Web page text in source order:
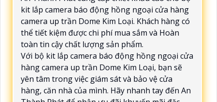
kit lắp camera báo động hồng ngoại cửa hàng
camera up trần Dome Kim Loại. Khách hàng có
thể tiết kiệm được chi phí mua sắm và Hoàn
toàn tin cậy chất lượng sản phẩm.
Với bộ kit lắp camera báo động hồng ngoại cửa
hàng camera up trần Dome Kim Loại, bạn sẽ
yên tâm trong việc giám sát và bảo vệ cửa
hàng, căn nhà của mình. Hãy nhanh tay đến An